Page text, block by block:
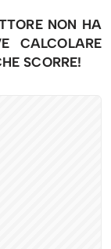
NON HA
CALCOLARE
SCORRE!